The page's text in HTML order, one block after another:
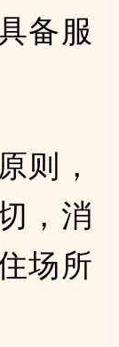
备服
则，
，消
场所